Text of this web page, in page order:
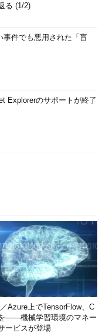
る (1/2)
事件でも悪用された「盲
Explorerのサポートが終了
Azure上でTensorFlow、C
――機械学習環境のマネー
ービスが登場